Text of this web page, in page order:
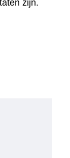
zijn.